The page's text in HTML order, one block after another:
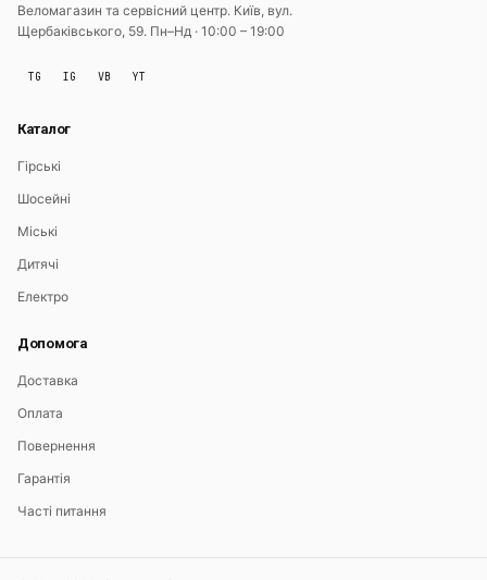
Веломагазин та сервісний центр. Київ, вул.
Щербаківського, 59. Пн–Нд · 10:00 – 19:00
TG IG VB YT
Каталог
Гірські
Шосейні
Міські
Дитячі
Електро
Допомога
Доставка
Оплата
Повернення
Гарантія
Часті питання